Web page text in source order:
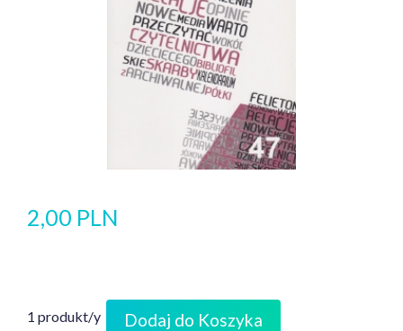
2,00 PLN
1 produkt/y Dodaj do Koszyka